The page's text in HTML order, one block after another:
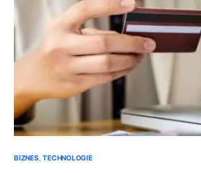
BIZNES TECHNOLOGIE